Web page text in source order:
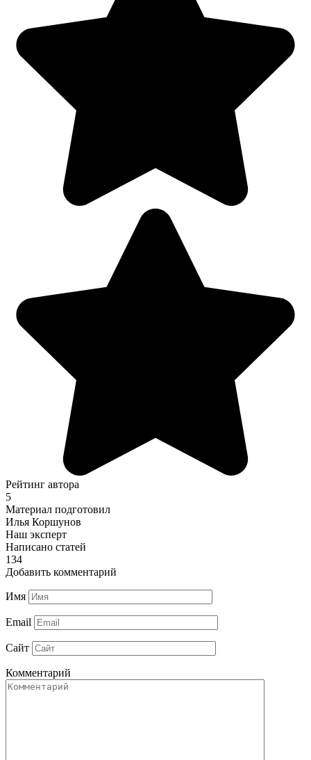
Рейтинг автора
5
Материал подготовил
Илья Коршунов
Наш эксперт
Написано статей
134
Добавить комментарий
Имя
Email
Сайт
Комментарий